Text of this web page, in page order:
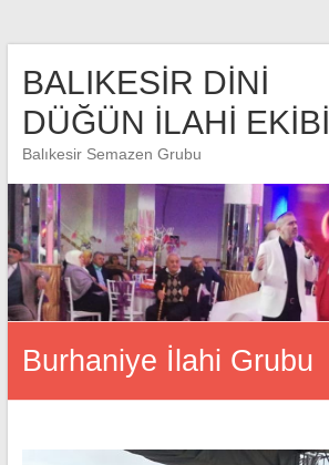
BALIKESİR DİNİ
DÜĞÜN İLAHİ EKİBİ
Balıkesir Semazen Grubu
Burhaniye İlahi Grubu